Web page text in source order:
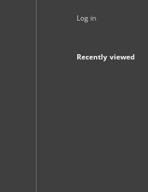
Log in
Recently viewed